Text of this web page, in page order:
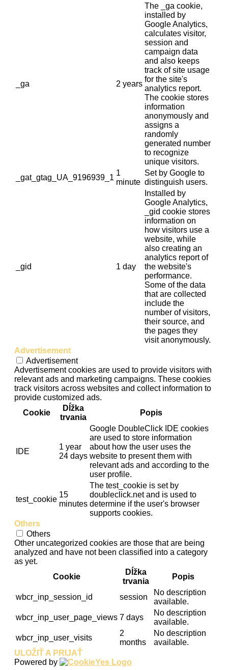
_ga 2 years
The _ga cookie,
installed by
Google Analytics,
calculates visitor,
session and
campaign data
and also keeps
track of site usage
for the site's
analytics report.
The cookie stores
information
anonymously and
assigns a
randomly
generated number
to recognize
unique visitors.
_gat_gtag_UA_9196939_1
1
minute
Set by Google to
distinguish users.
_gid 1 day
Installed by
Google Analytics,
_gid cookie stores
information on
how visitors use a
website, while
also creating an
analytics report of
the website's
performance.
Some of the data
that are collected
include the
number of visitors,
their source, and
the pages they
visit anonymously.
Advertisement
Advertisement
Advertisement cookies are used to provide visitors with
relevant ads and marketing campaigns. These cookies
track visitors across websites and collect information to
provide customized ads.
Cookie
Dĺžka
trvania
Popis
IDE
1 year
24 days
Google DoubleClick IDE cookies
are used to store information
about how the user uses the
website to present them with
relevant ads and according to the
user profile.
test_cookie
15
minutes
The test_cookie is set by
doubleclick.net and is used to
determine if the user's browser
supports cookies.
Others
Others
Other uncategorized cookies are those that are being
analyzed and have not been classified into a category
as yet.
Cookie
Dĺžka
trvania
Popis
wbcr_inp_session_id session
No description
available.
wbcr_inp_user_page_views 7 days
No description
available.
wbcr_inp_user_visits
2
months
No description
available.
ULOŽIŤ A PRIJAŤ
Powered by